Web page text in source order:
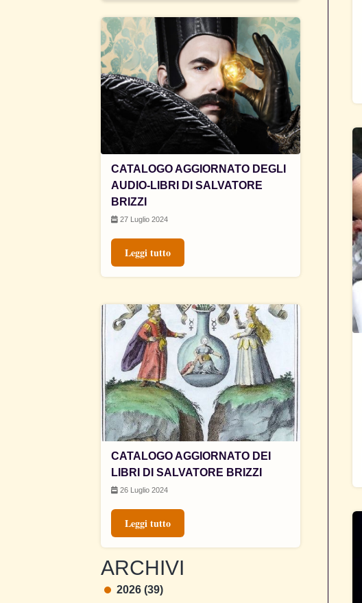
CATALOGO AGGIORNATO DEGLI
AUDIO-LIBRI DI SALVATORE
BRIZZI
27 Luglio 2024
Leggi tutto
CATALOGO AGGIORNATO DEI
LIBRI DI SALVATORE BRIZZI
26 Luglio 2024
Leggi tutto
ARCHIVI
2026 (39)